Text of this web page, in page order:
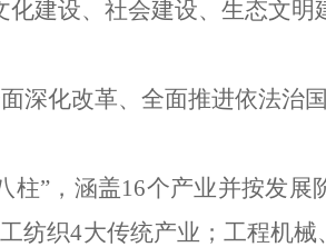
建设、社会建设、生态文明
深化改革、全面推进依法治
柱” ，涵盖16个产业并按发展
纺织4大传统产业； 工程机械